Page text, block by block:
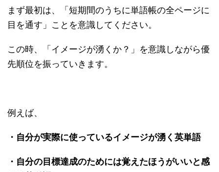
まず最初は、「短期間のうちに単語帳の全ページに
目を通す」ことを意識してください。
この時、「イメージが湧くか？」を意識しながら優
先順位を振っていきます。
例えば、
・自分が実際に使っているイメージが湧く英単語
・自分の目標達成のためには覚えたほうがいいと感